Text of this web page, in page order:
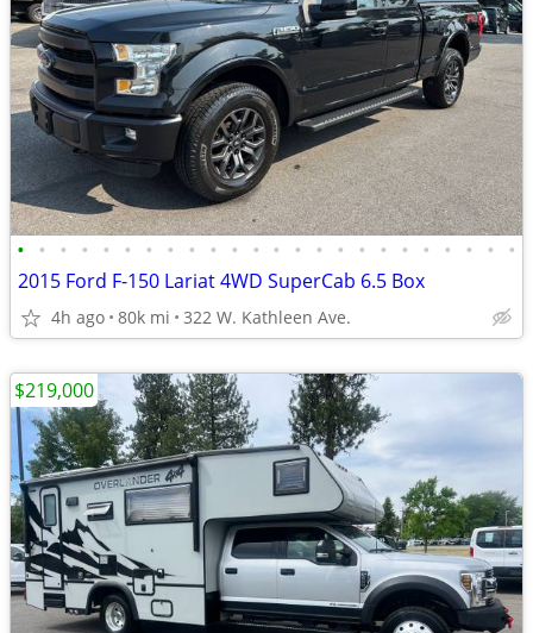
• • • • • • • • • • • • • • • • • • • • • • • •
2015 Ford F-150 Lariat 4WD SuperCab 6.5 Box
4h ago 80k mi 322 W. Kathleen Ave.
$219,000